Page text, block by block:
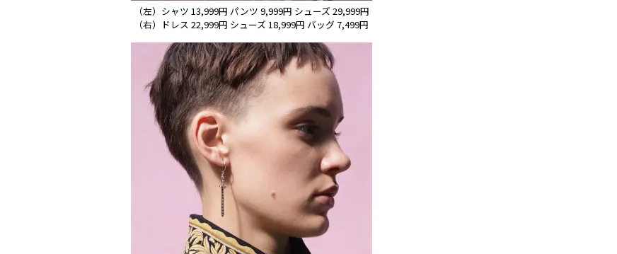
（左）シャツ 13,999円 パンツ 9,999円 シューズ 29,999円
（右）ドレス 22,999円 シューズ 18,999円 バッグ 7,499円